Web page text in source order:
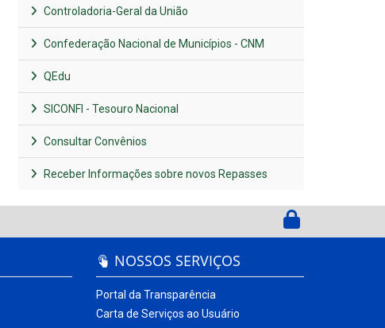
Controladoria-Geral da União
Confederação Nacional de Municípios - CNM
QEdu
SICONFI - Tesouro Nacional
Consultar Convênios
Receber Informações sobre novos Repasses
NOSSOS SERVIÇOS
Portal da Transparência
Carta de Serviços ao Usuário